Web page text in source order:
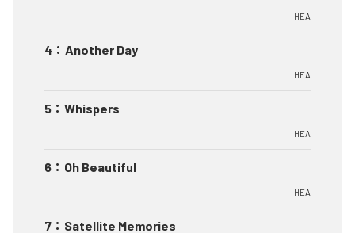
HEA
4 ： Another Day
HEA
5 ： Whispers
HEA
6 ： Oh Beautiful
HEA
7 ： Satellite Memories